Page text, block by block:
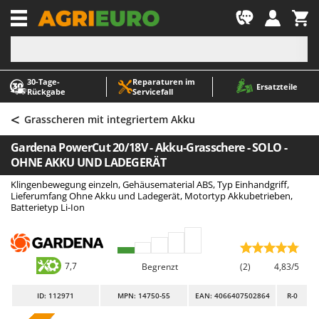
30‑Tage-
Rückgabe
Reparaturen im
Servicefall
Ersatzteile
-1
A
Abbeermaschinen - Traubenmühlen
Abfüllgeräte
Akku Gartenscheren
Akku Gras- und Strauchscheren
Akku-Stichsägen
Allzwecktransporter - Motorschubkarren
Anbaubagger Heckbagger für Traktoren
Arbeitsschutzkleidung
A
ABAC
AgriEuro Premium
AgriEuro TOP-LINE
AGT
Aima
Airmec
ALA 2000
Alce
< Grasscheren mit integriertem Akku
Gardena PowerCut 20/18V - Akku-Grasschere - SOLO -
OHNE AKKU UND LADEGERÄT
Klingenbewegung einzeln, Gehäusematerial ABS, Typ Einhandgriff,
Lieferumfang Ohne Akku und Ladegerät, Motortyp Akkubetrieben,
Batterietyp Li-Ion
7,7 Begrenzt (2) 4,83/5
ID: 112971 MPN: 14750-55 EAN: 4066407502864 R-0